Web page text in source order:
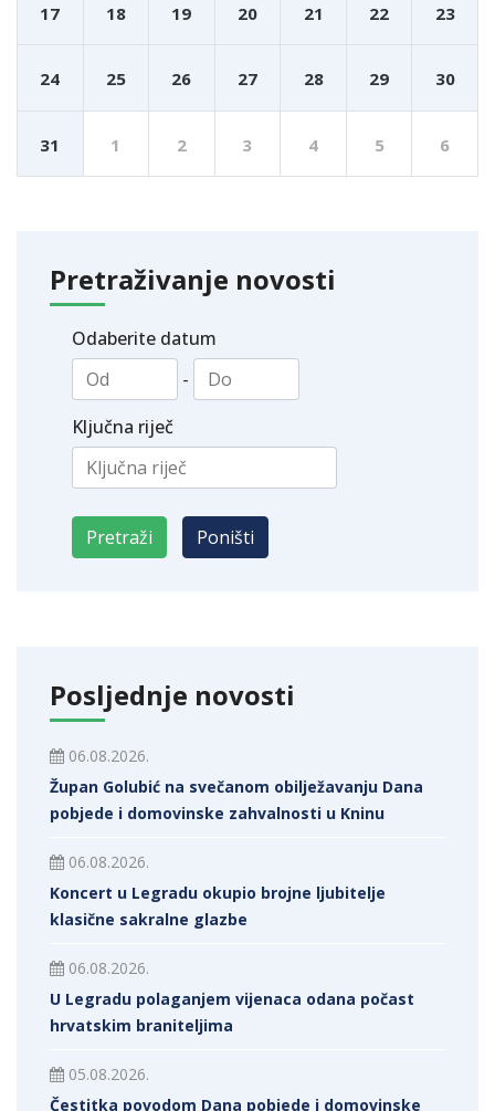
17 18 19 20 21 22 23
24 25 26 27 28 29 30
31 1 2 3 4 5 6
Pretraživanje novosti
Odaberite datum
-
Ključna riječ
Posljednje novosti
06.08.2026.
Župan Golubić na svečanom obilježavanju Dana
pobjede i domovinske zahvalnosti u Kninu
06.08.2026.
Koncert u Legradu okupio brojne ljubitelje
klasične sakralne glazbe
06.08.2026.
U Legradu polaganjem vijenaca odana počast
hrvatskim braniteljima
05.08.2026.
Čestitka povodom Dana pobjede i domovinske